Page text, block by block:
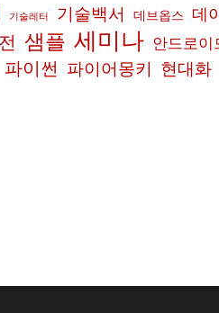
기술레터 기술백서 데브옵스 데
샘플 세미나 안드로이
파이썬 파이어몽키 현대화